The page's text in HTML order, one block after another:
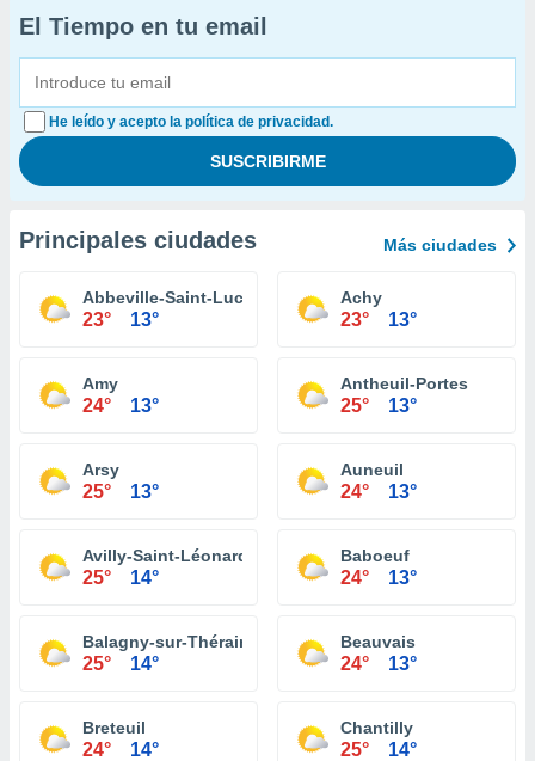
El Tiempo en tu email
He leído y acepto la política de privacidad.
Principales ciudades Más ciudades
Abbeville-Saint-Lucien
23° 13°
Achy
23° 13°
Amy
24° 13°
Antheuil-Portes
25° 13°
Arsy
25° 13°
Auneuil
24° 13°
Avilly-Saint-Léonard
25° 14°
Baboeuf
24° 13°
Balagny-sur-Thérain
25° 14°
Beauvais
24° 13°
Breteuil
24° 14°
Chantilly
25° 14°